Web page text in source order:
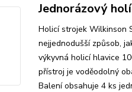
Jednorázový
Holicí strojek Wilkinson
nejjednodušší způsob,
výkyvná holicí hlavice
přístroj je voděodolný
Balení obsahuje 4 ks